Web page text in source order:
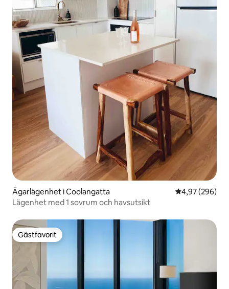
Ägarlägenhet i Coolangatta 4,97 av 5 i
4,97 (296)
Lägenhet med 1 sovrum och havsutsikt
Gästfavorit
Gästfavorit